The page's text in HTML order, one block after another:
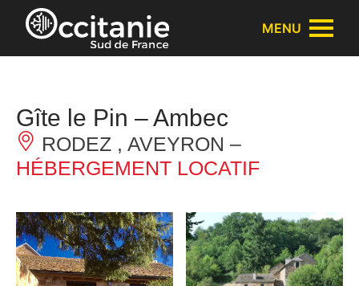
Panneau de gestion des cookies
MENU
Gîte le Pin – Ambec
RODEZ , AVEYRON –
HÉBERGEMENT LOCATIF